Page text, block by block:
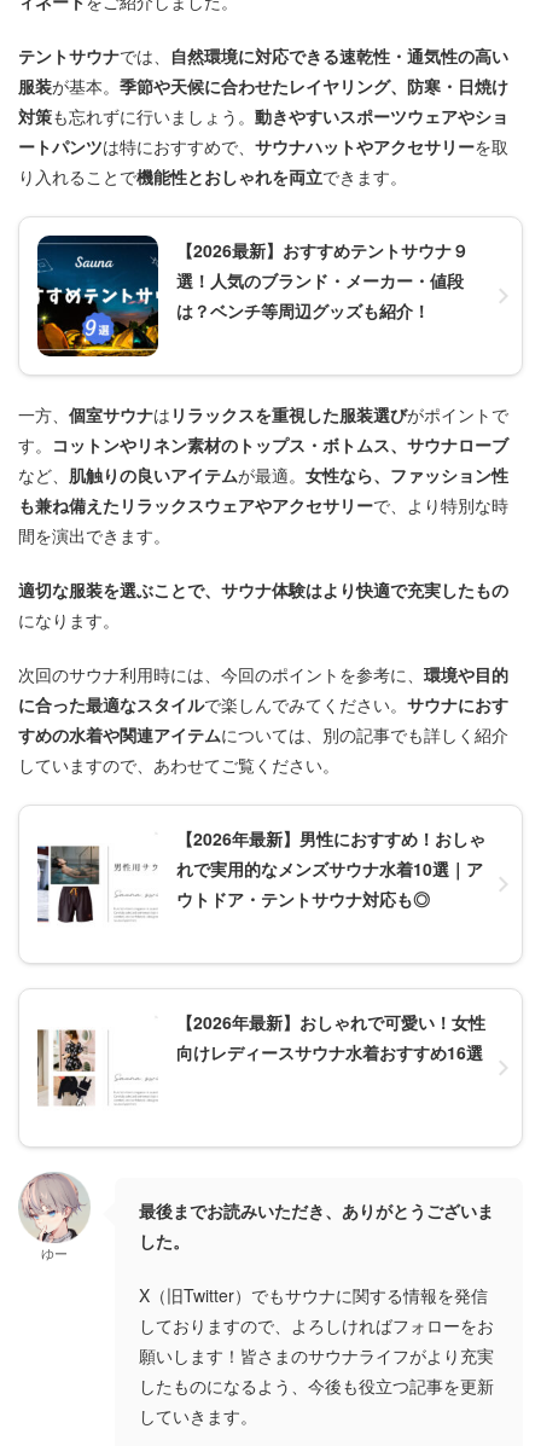
テントサウナでは、 自然環境に対応できる速乾性・通気性の高い
服装が基本。 季節や天候に合わせたレイヤリング、防寒・日焼け
対策も忘れずに行いましょう。 動きやすいスポーツウェアやショ
ートパンツは特におすすめで、 サウナハットやアクセサリーを取
り入れることで機能性とおしゃれを両立できます。
【2026最新】おすすめテントサウナ９
選！人気のブランド・メーカー・値段
は？ベンチ等周辺グッズも紹介！
一方、 個室サウナは リラックスを重視した服装選びがポイントで
す。 コットンやリネン素材のトップス・ボトムス、サウナローブ
など、 肌触りの良いアイテムが最適。 女性なら、ファッション性
も兼ね備えたリラックスウェアやアクセサリーで、より特別な時
間を演出できます。
適切な服装を選ぶことで、サウナ体験はより快適で充実したもの
になります。
次回のサウナ利用時には、今回のポイントを参考に、 環境や目的
に合った最適なスタイルで楽しんでみてください。 サウナにおす
すめの水着や関連アイテムについては、別の記事でも詳しく紹介
していますので、あわせてご覧ください。
【2026年最新】男性におすすめ！おしゃ
れで実用的なメンズサウナ水着10選｜ア
ウトドア・テントサウナ対応も◎
【2026年最新】おしゃれで可愛い！女性
向けレディースサウナ水着おすすめ16選
ゆー
最後までお読みいただき、ありがとうございま
した。
X（旧Twitter）でもサウナに関する情報を発信
しておりますので、よろしければフォローをお
願いします！皆さまのサウナライフがより充実
したものになるよう、今後も役立つ記事を更新
していきます。